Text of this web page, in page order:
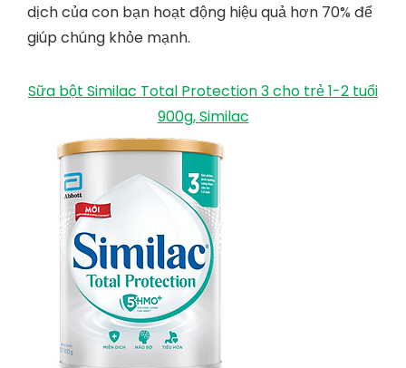
dịch của con bạn hoạt động hiệu quả hơn 70% để
giúp chúng khỏe mạnh.
Sữa bột Similac Total Protection 3 cho trẻ 1-2 tuổi
900g, Similac